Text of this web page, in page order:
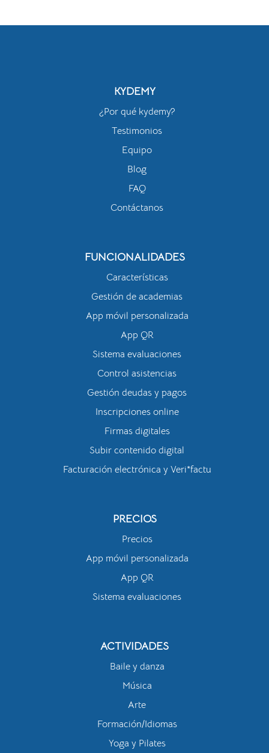
KYDEMY
¿Por qué kydemy?
Testimonios
Equipo
Blog
FAQ
Contáctanos
FUNCIONALIDADES
Características
Gestión de academias
App móvil personalizada
App QR
Sistema evaluaciones
Control asistencias
Gestión deudas y pagos
Inscripciones online
Firmas digitales
Subir contenido digital
Facturación electrónica y Veri*factu
PRECIOS
Precios
App móvil personalizada
App QR
Sistema evaluaciones
ACTIVIDADES
Baile y danza
Música
Arte
Formación/Idiomas
Yoga y Pilates